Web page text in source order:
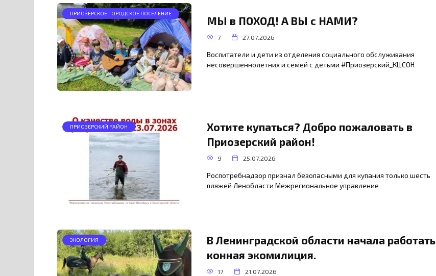
ПРИОЗЕРСКОЕ ГОРОДСКОЕ ПОСЕЛЕНИЕ
МЫ в ПОХОД! А ВЫ с НАМИ?
7 27.07.2026
Воспитатели и дети из отделения социального обслуживания
несовершеннолетних и семей с детьми #Приозерский_КЦСОН
ПРИОЗЕРСКИЙ РАЙОН
Хотите купаться? Добро пожаловать в
Приозерский район!
9 25.07.2026
Роспотребнадзор признал безопасными для купания только шесть
пляжей Ленобласти Межрегиональное управление
ЭКОЛОГИЯ
В Ленинградской области начала работать
конная экомилиция.
17 21.07.2026